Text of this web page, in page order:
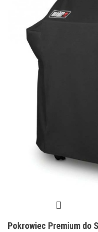
Pokrowiec Premium do